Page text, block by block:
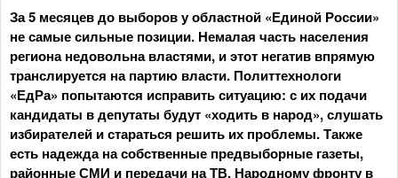
За 5 месяцев до выборов у областной «Единой России»
не самые сильные позиции. Немалая часть населения
региона недовольна властями, и этот негатив впрямую
транслируется на партию власти. Политтехнологи
«ЕдРа» попытаются исправить ситуацию: с их подачи
кандидаты в депутаты будут «ходить в народ», слушать
избирателей и стараться решить их проблемы. Также
есть надежда на собственные предвыборные газеты,
районные СМИ и передачи на ТВ. Народному фронту в